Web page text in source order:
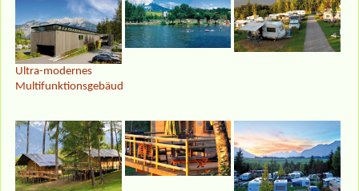
Ultra-modernes
Multifunktionsgebäude